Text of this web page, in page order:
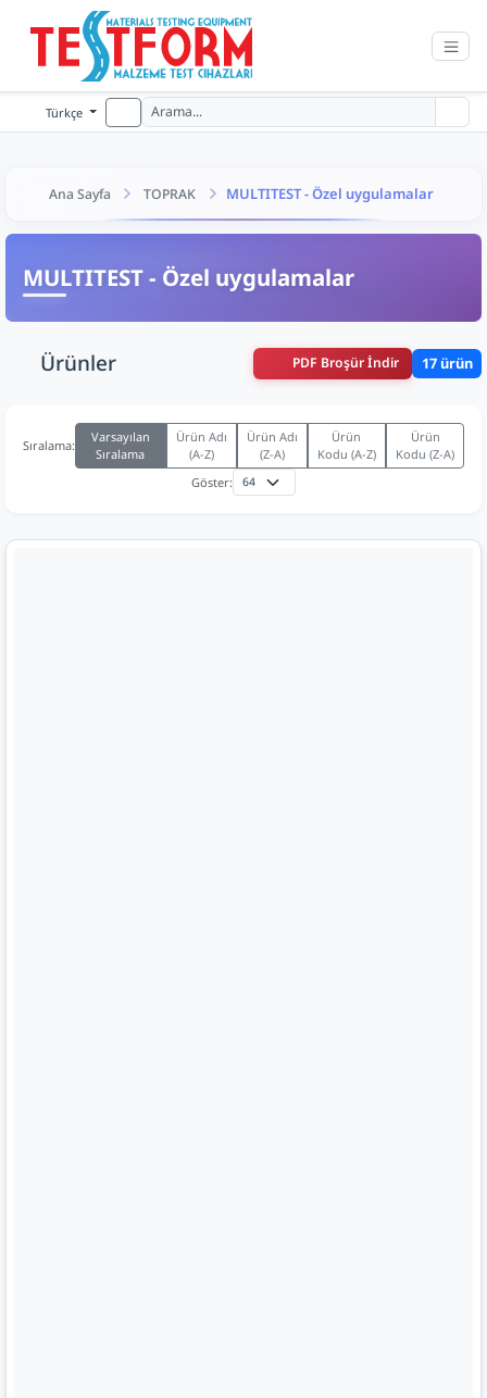
Türkçe
Ana Sayfa TOPRAK MULTITEST - Özel uygulamalar
MULTITEST - Özel uygulamalar
Ürünler PDF Broşür İndir 17 ürün
Sıralama:
Varsayılan
Sıralama
Ürün Adı
(A-Z)
Ürün Adı
(Z-A)
Ürün
Kodu (A-Z)
Ürün
Kodu (Z-A)
Göster: